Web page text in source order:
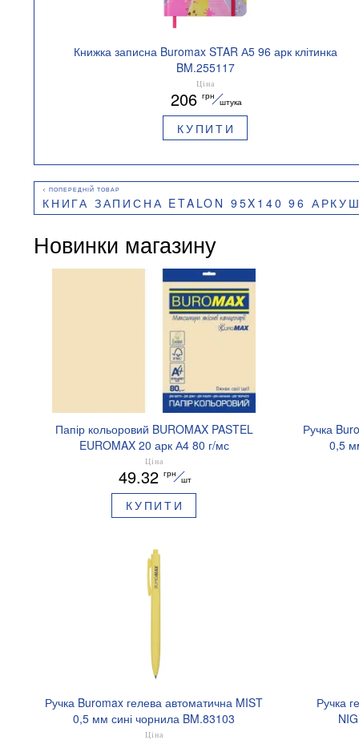
Книжка записна Buromax STAR А5 96 арк клітинка
BM.255117
Ціна
206 грн
штука
КУПИТИ
КНИГА ЗАПИСНА ETALON 95X140 96 АРКУШІВ
Новинки магазину
Папір кольоровий BUROMAX PASTEL
EUROMAX 20 арк А4 80 г/мс
BM.2721220E-08
Ціна
49.32 грн
шт
КУПИТИ
Ручка
0,5
Ручка Buromax гелева автоматична MIST
0,5 мм сині чорнила BM.83103
Ціна
Ручка